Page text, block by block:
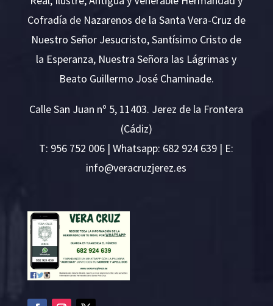
Cofradía de Nazarenos de la Santa Vera-Cruz de
Nuestro Señor Jesucristo, Santísimo Cristo de
la Esperanza, Nuestra Señora las Lágrimas y
Beato Guillermo José Chaminade.
Calle San Juan nº 5, 11403. Jerez de la Frontera
(Cádiz)
T: 956 752 006 | Whatsapp: 682 924 639 | E:
se.ze
rejzu
rcare
v@ofn
i